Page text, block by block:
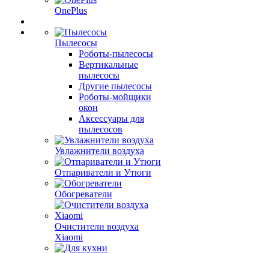
OnePlus
Пылесосы
Роботы-пылесосы
Вертикальные
пылесосы
Другие пылесосы
Роботы-мойщики
окон
Аксессуары для
пылесосов
Увлажнители воздуха
Отпариватели и Утюги
Обогреватели
Очистители воздуха
Xiaomi